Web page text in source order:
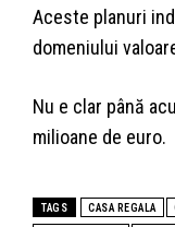
Aceste planuri
domeniului
Nu e clar până
milioane de euro.
TAGS CASA REGALA